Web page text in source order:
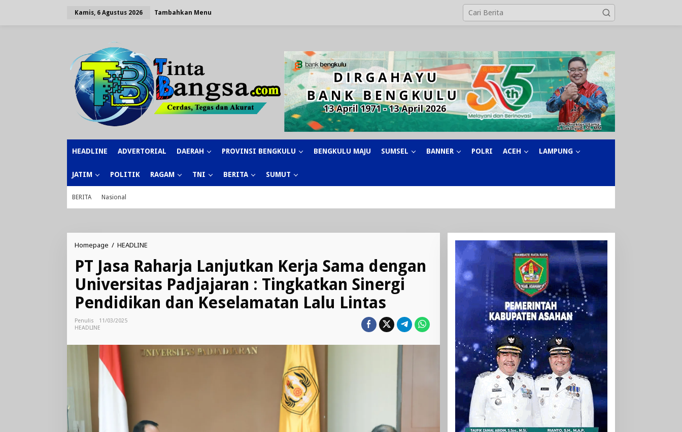
Kamis, 6 Agustus 2026 Tambahkan Menu
HEADLINE ADVERTORIAL DAERAH PROVINSI BENGKULU BENGKULU MAJU SUMSEL BANNER POLRI ACEH LAMPUNG
JATIM POLITIK RAGAM TNI BERITA SUMUT
BERITA Nasional
Homepage / HEADLINE
Raharja
Lanjutkan
Kerja
Sama
dengan
Universitas
Sinergi
Pendidikan
PT Jasa Raharja Lanjutkan Kerja Sama dengan
Universitas Padjajaran : Tingkatkan Sinergi
Pendidikan dan Keselamatan Lalu Lintas
Penulis
11/03/2025
HEADLINE